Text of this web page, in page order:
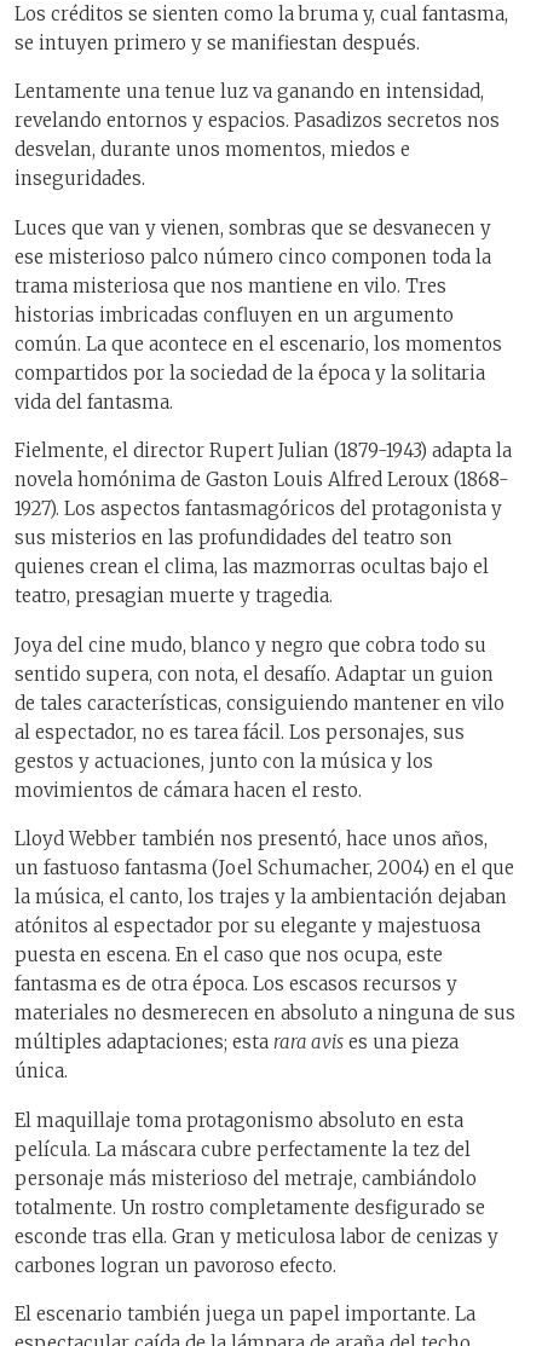
Los créditos se sienten como la bruma y, cual fantasma,
se intuyen primero y se manifiestan después.
Lentamente una tenue luz va ganando en intensidad,
revelando entornos y espacios. Pasadizos secretos nos
desvelan, durante unos momentos, miedos e
inseguridades.
Luces que van y vienen, sombras que se desvanecen y
ese misterioso palco número cinco componen toda la
trama misteriosa que nos mantiene en vilo. Tres
historias imbricadas confluyen en un argumento
común. La que acontece en el escenario, los momentos
compartidos por la sociedad de la época y la solitaria
vida del fantasma.
Fielmente, el director Rupert Julian (1879-1943) adapta la
novela homónima de Gaston Louis Alfred Leroux (1868-
1927). Los aspectos fantasmagóricos del protagonista y
sus misterios en las profundidades del teatro son
quienes crean el clima, las mazmorras ocultas bajo el
teatro, presagian muerte y tragedia.
Joya del cine mudo, blanco y negro que cobra todo su
sentido supera, con nota, el desafío. Adaptar un guion
de tales características, consiguiendo mantener en vilo
al espectador, no es tarea fácil. Los personajes, sus
gestos y actuaciones, junto con la música y los
movimientos de cámara hacen el resto.
Lloyd Webber también nos presentó, hace unos años,
un fastuoso fantasma (Joel Schumacher, 2004) en el que
la música, el canto, los trajes y la ambientación dejaban
atónitos al espectador por su elegante y majestuosa
puesta en escena. En el caso que nos ocupa, este
fantasma es de otra época. Los escasos recursos y
materiales no desmerecen en absoluto a ninguna de sus
múltiples adaptaciones; esta rara avis es una pieza
única.
El maquillaje toma protagonismo absoluto en esta
película. La máscara cubre perfectamente la tez del
personaje más misterioso del metraje, cambiándolo
totalmente. Un rostro completamente desfigurado se
esconde tras ella. Gran y meticulosa labor de cenizas y
carbones logran un pavoroso efecto.
El escenario también juega un papel importante. La